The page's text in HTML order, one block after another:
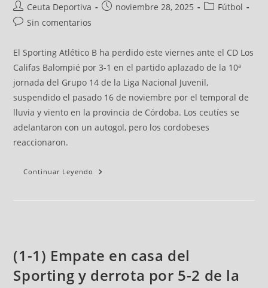
Ceuta Deportiva noviembre 28, 2025
Fútbol
Sin comentarios
El Sporting Atlético B ha perdido este viernes ante el CD Los
Califas Balompié por 3-1 en el partido aplazado de la 10ª
jornada del Grupo 14 de la Liga Nacional Juvenil,
suspendido el pasado 16 de noviembre por el temporal de
lluvia y viento en la provincia de Córdoba. Los ceutíes se
adelantaron con un autogol, pero los cordobeses
reaccionaron.
Continuar Leyendo
(1-1) Empate en casa del
Sporting y derrota por 5-2 de la